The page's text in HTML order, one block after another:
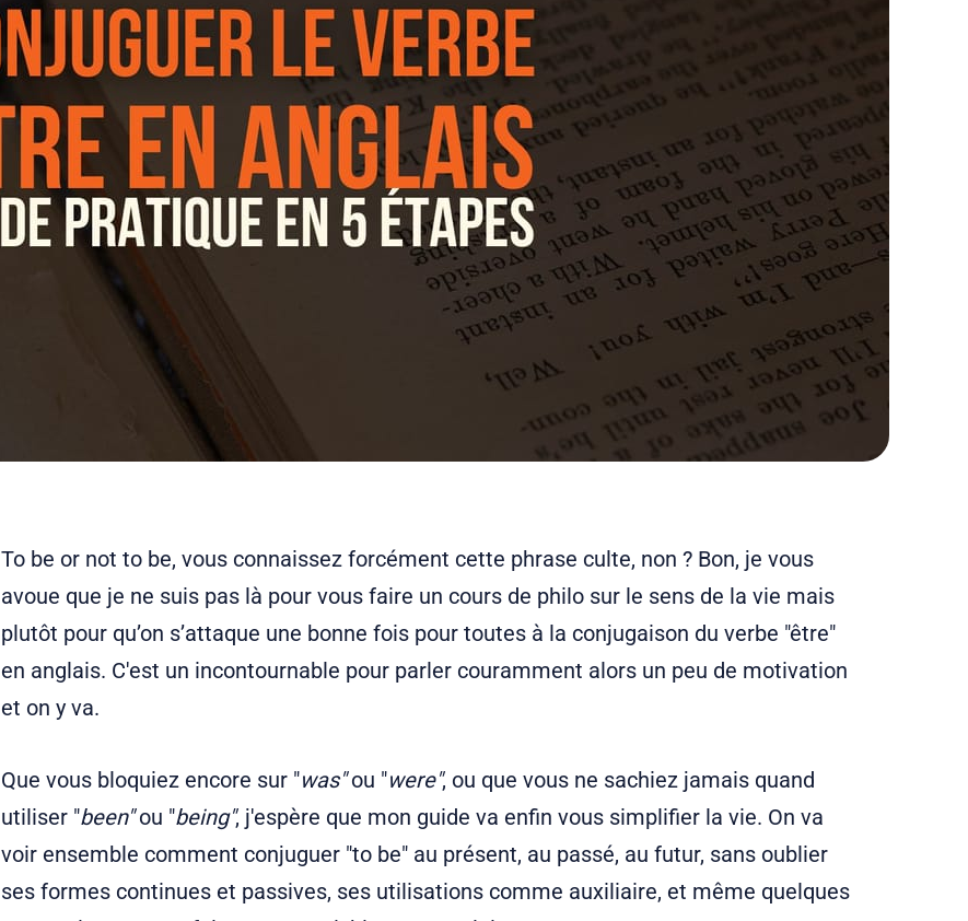
To be or not to be, vous connaissez forcément cette phrase culte, non ? Bon, je vous
avoue que je ne suis pas là pour vous faire un cours de philo sur le sens de la vie mais
plutôt pour qu’on s’attaque une bonne fois pour toutes à la conjugaison du verbe "être"
en anglais. C'est un incontournable pour parler couramment alors un peu de motivation
et on y va.
Que vous bloquiez encore sur "was"ou "were", ou que vous ne sachiez jamais quand
utiliser "been"ou "being", j'espère que mon guide va enfin vous simplifier la vie. On va
voir ensemble comment conjuguer "to be" au présent, au passé, au futur, sans oublier
ses formes continues et passives, ses utilisations comme auxiliaire, et même quelques